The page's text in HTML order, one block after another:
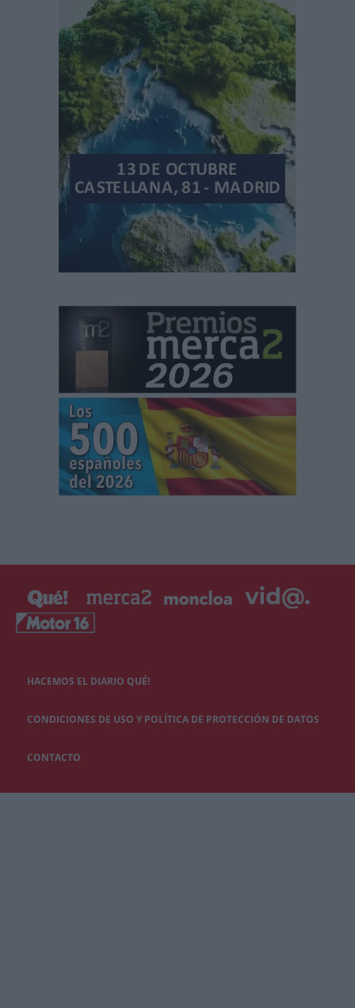
HACEMOS EL DIARIO QUÉ!
CONDICIONES DE USO Y POLÍTICA DE PROTECCIÓN DE DATOS
CONTACTO